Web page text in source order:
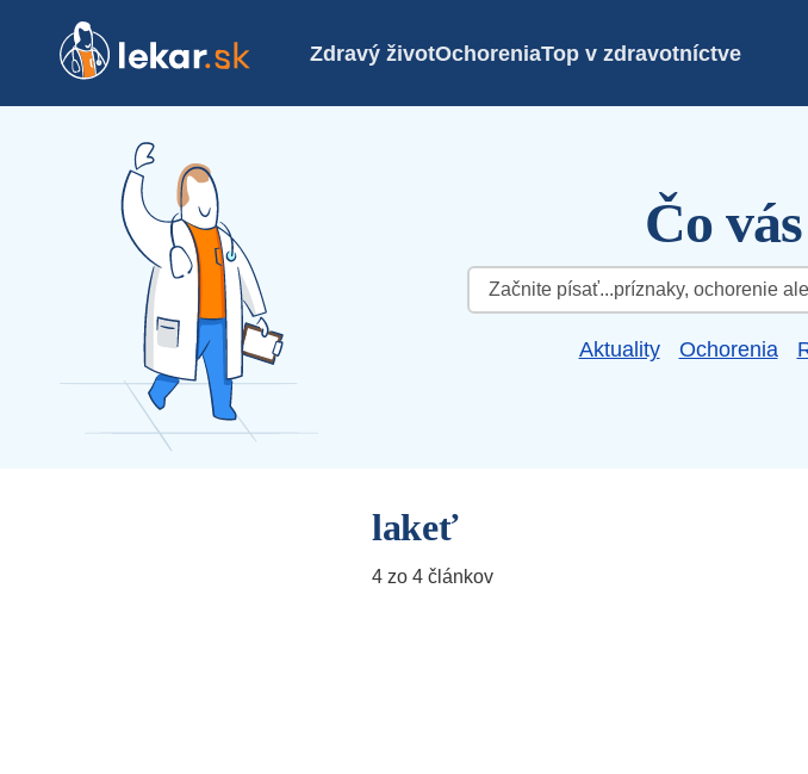
Zdravý životOchoreniaTop v zdravotníctve
Čo
Hľadať:
Aktuality Ochorenia
lakeť
4 zo 4 článkov